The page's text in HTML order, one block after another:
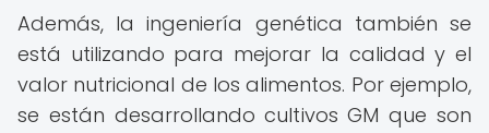
Además, la ingeniería genética también se
está utilizando para mejorar la calidad y el
valor nutricional de los alimentos. Por ejemplo,
se están desarrollando cultivos GM que son